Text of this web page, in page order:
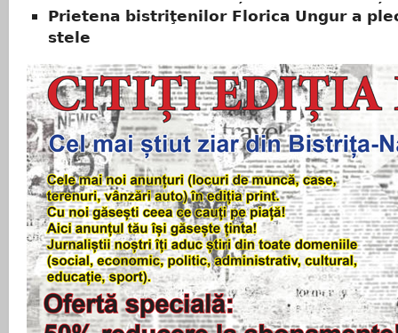
Prietena bistriţenilor Florica Ungur a
stele